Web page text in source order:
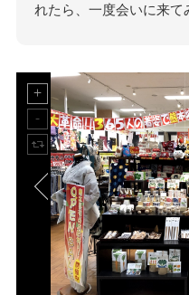
れたら、一度会いに来て